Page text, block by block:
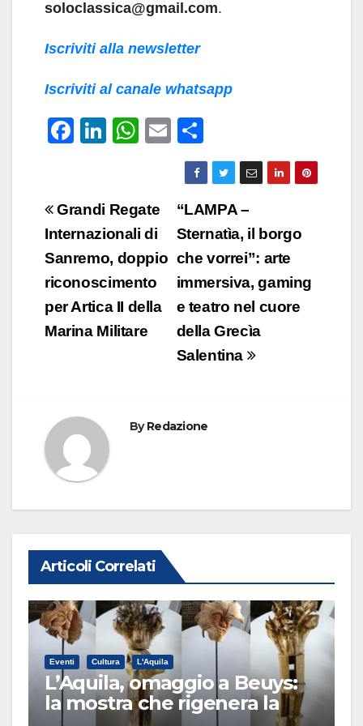
soloclassica@gmail.com.
Iscriviti alla newsletter
Iscriviti al canale whatsapp
F
e
b
o
o
k
Li
e
dI
n
W
s
A
p
p
E
m
ail
o
n
di
vi
di
Navigazione
articoli
“LAMPA –
Sternatìa, il borgo
che vorrei”: arte
immersiva, gaming
e teatro nel cuore
della Grecìa
Salentina
Grandi Regate
Internazionali di
Sanremo, doppio
riconoscimento
per Artica II della
Marina Militare
ByRedazione
Articoli Correlati
Eventi Cultura L'Aquila
L’Aquila, omaggio a Beuys:
la mostra che rigenera la